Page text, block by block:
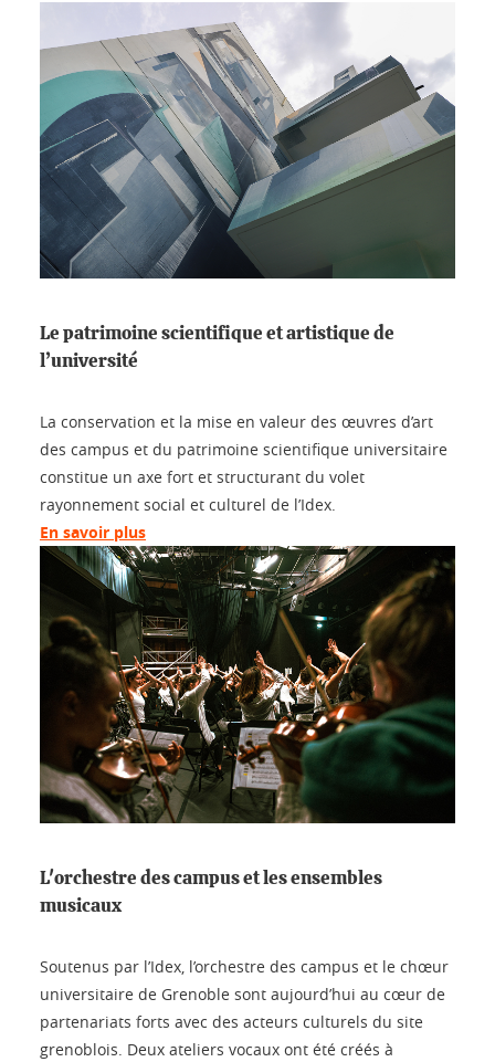
Le patrimoine scientifique et artistique de
l’université
La conservation et la mise en valeur des œuvres d’art
des campus et du patrimoine scientifique universitaire
constitue un axe fort et structurant du volet
rayonnement social et culturel de l’Idex.
En savoir plus
L'orchestre des campus et les ensembles
musicaux
Soutenus par l’Idex, l’orchestre des campus et le chœur
universitaire de Grenoble sont aujourd’hui au cœur de
partenariats forts avec des acteurs culturels du site
grenoblois. Deux ateliers vocaux ont été créés à